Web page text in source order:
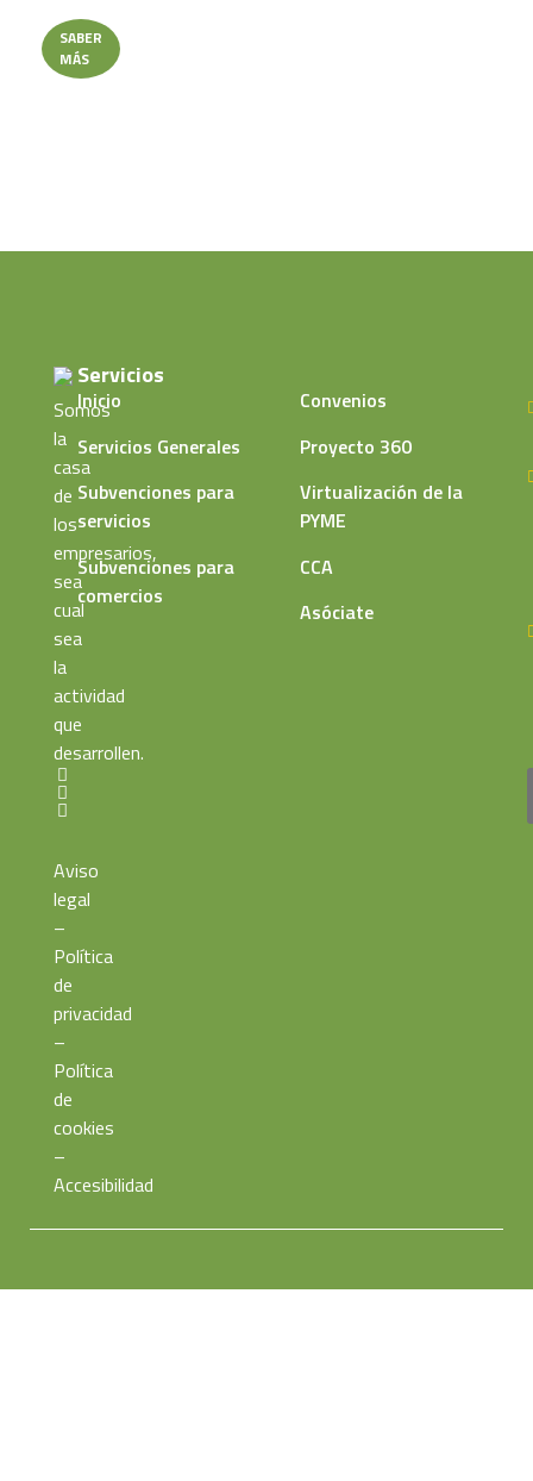
SABER
MÁS
Somos
la
casa
de
los
empresarios,
sea
cual
sea
la
actividad
que
desarrollen.
Aviso
legal
–
Política
de
privacidad
–
Política
de
cookies
–
Accesibilidad
Servicios
Inicio
Servicios Generales
Subvenciones para
servicios
Subvenciones para
comercios
Convenios
Proyecto 360
Virtualización de la
PYME
CCA
Asóciate